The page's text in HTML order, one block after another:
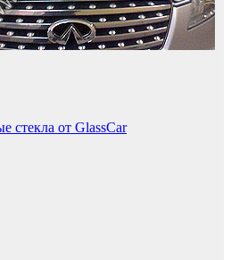
стекла от GlassCar